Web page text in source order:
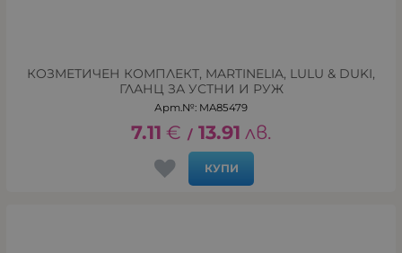
КОЗМЕТИЧЕН КОМПЛЕКТ, MARTINELIA, LULU & DUKI,
ГЛАНЦ ЗА УСТНИ И РУЖ
Арт.№: MA85479
7.11 € / 13.91 лв.
КУПИ